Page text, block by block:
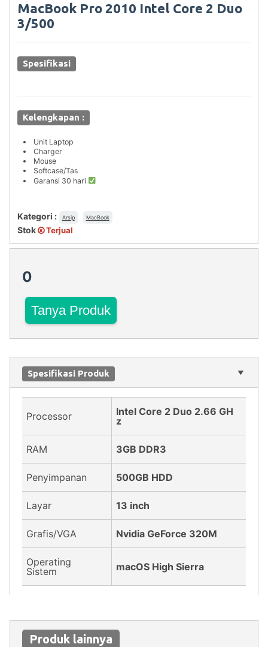
MacBook Pro 2010 Intel Core 2 Duo
3/500
Spesifikasi
Kelengkapan :
Unit Laptop
Charger
Mouse
Softcase/Tas
Garansi 30 hari
Kategori : Arsip MacBook
Stok Terjual
0
Tanya Produk
Spesifikasi Produk
Processor
Intel Core 2 Duo 2.66 GH
z
RAM 3GB DDR3
Penyimpanan 500GB HDD
Layar 13 inch
Grafis/VGA Nvidia GeForce 320M
Operating
Sistem
macOS High Sierra
Produk lainnya